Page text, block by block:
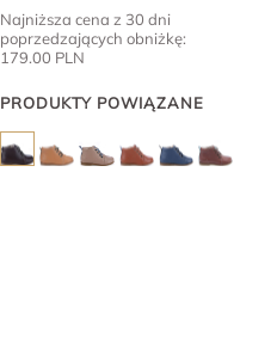
Najniższa cena z 30 dni
poprzedzających obniżkę:
179.00 PLN
PRODUKTY POWIĄZANE